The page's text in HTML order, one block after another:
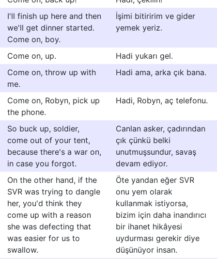
I'll finish up here and then
we'll get dinner started.
Come on, boy.
İşimi bitiririm ve gider
yemek yeriz.
Come on, up.
Hadi yukarı gel.
Come on, throw up with
me.
Hadi ama, arka çık bana.
Come on, Robyn, pick up
the phone.
Hadi, Robyn, aç telefonu.
So buck up, soldier,
come out of your tent,
because there's a war on,
in case you forgot.
Canlan asker, çadırından
çık çünkü belki
unutmuşsundur, savaş
devam ediyor.
On the other hand, if the
SVR was trying to dangle
her, you'd think they
come up with a reason
she was defecting that
was easier for us to
swallow.
Öte yandan eğer SVR
onu yem olarak
kullanmak istiyorsa,
bizim için daha inandırıcı
bir ihanet hikâyesi
uydurması gerekir diye
düşünüyor insan.